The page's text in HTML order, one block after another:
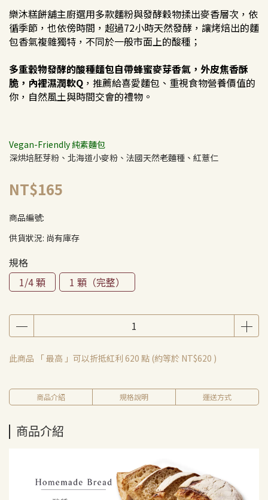
樂沐糕餅舖主廚選用多款麵粉與發酵穀物揉出麥香層次，依
循季節，也依傍時間，超過72小時天然發酵，讓烤焙出的麵
包香氣複雜獨特，不同於一般市面上的酸種；
多重穀物發酵的酸種麵包自帶蜂蜜麥芽香氣，外皮焦香酥
脆，內裡濕潤軟Q ，推薦給喜愛麵包、重視食物營養價值的
你，自然風土與時間交會的禮物。
Vegan-Friendly 純素麵包
深烘培胚芽粉、北海道小麥粉、法國天然老麵種、紅薏仁
NT$165
商品編號:
供貨狀況: 尚有庫存
規格
1/4 顆
1 顆（完整）
此商品 「 最高 」可以折抵紅利 620 點 (約等於 NT$620 )
商品介紹 規格說明 運送方式
商品介紹